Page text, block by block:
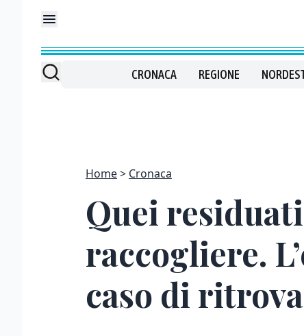
CRONACA REGIONE
Home Cronaca
Quei
raccogliere.
caso di